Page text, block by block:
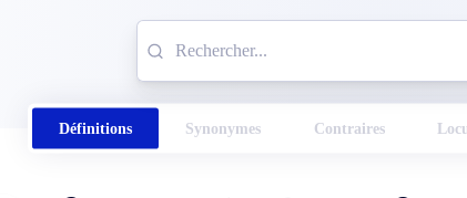
Définitions Synonymes Contraires